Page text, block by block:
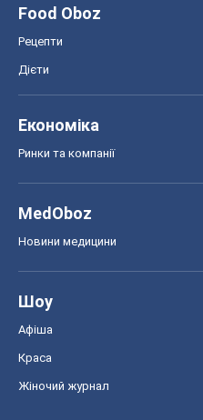
Food Oboz
Рецепти
Дієти
Економіка
Ринки та компанії
MedOboz
Новини медицини
Шоу
Афіша
Краса
Жіночий журнал